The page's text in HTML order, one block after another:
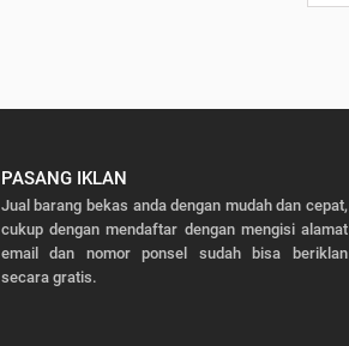
PASANG IKLAN
Jual barang bekas anda dengan mudah dan cepat,
cukup dengan mendaftar dengan mengisi alamat
email dan nomor ponsel sudah bisa beriklan
secara gratis.